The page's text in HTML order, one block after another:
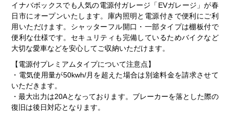
イナバボックスでも人気の電源付ガレージ「EVガレージ」が春
日市にオープンいたします。庫内照明と電源付きで便利にご利
用いただけます。シャッターフル開口・一部タイプは棚板付で
便利な仕様です。セキュリティも完備しているためバイクなど
大切な愛車などを安心してご収納いただけます。
【電源付プレミアムタイプについて注意点】
・電気使用量が50kwh/月を超えた場合は別途料金を請求させて
いただきます。
・最大出力は20Aとなっております。ブレーカーを落とした際の
復旧は後日対応となります。